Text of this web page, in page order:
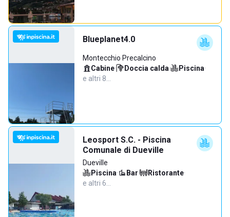
Blueplanet4.0
Montecchio Precalcino
Cabine· Doccia calda· Piscina·
e altri 8…
Leosport S.C. - Piscina
Comunale di Dueville
Dueville
Piscina· Bar· Ristorante·
e altri 6…